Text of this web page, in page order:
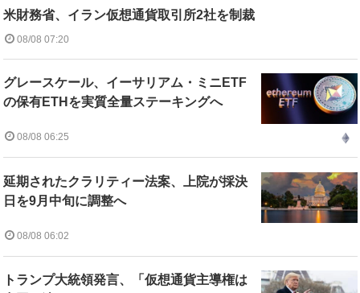
米財務省、イラン仮想通貨取引所2社を制裁
08/08 07:20
グレースケール、イーサリアム・ミニETF
の保有ETHを実質全量ステーキングへ
08/08 06:25
延期されたクラリティー法案、上院が採決
日を9月中旬に調整へ
08/08 06:02
トランプ大統領発言、「仮想通貨主導権は